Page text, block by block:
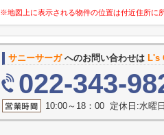
※地図上に表示される物件の位置は付近住所に
サニーサーガへのお問い合わせは L's
022-343-
10:00～18：00 定休日:水曜